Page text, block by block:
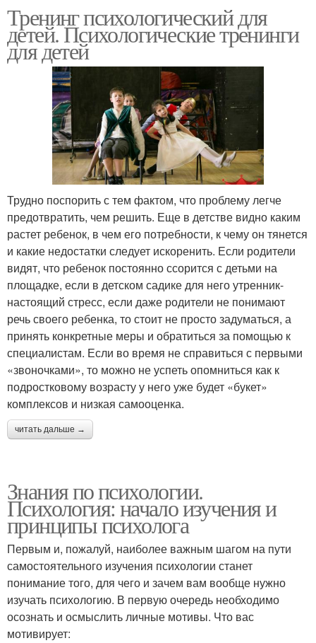
Тренинг психологический для
детей. Психологические тренинги
для детей
Трудно поспорить с тем фактом, что проблему легче
предотвратить, чем решить. Еще в детстве видно каким
растет ребенок, в чем его потребности, к чему он тянется
и какие недостатки следует искоренить. Если родители
видят, что ребенок постоянно ссорится с детьми на
площадке, если в детском садике для него утренник-
настоящий стресс, если даже родители не понимают
речь своего ребенка, то стоит не просто задуматься, а
принять конкретные меры и обратиться за помощью к
специалистам. Если во время не справиться с первыми
«звоночками», то можно не успеть опомниться как к
подростковому возрасту у него уже будет «букет»
комплексов и низкая самооценка.
читать дальше →
Знания по психологии.
Психология: начало изучения и
принципы психолога
Первым и, пожалуй, наиболее важным шагом на пути
самостоятельного изучения психологии станет
понимание того, для чего и зачем вам вообще нужно
изучать психологию. В первую очередь необходимо
осознать и осмыслить личные мотивы. Что вас
мотивирует: